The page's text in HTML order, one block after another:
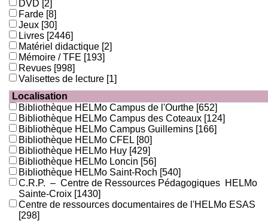
DVD [2]
Farde [8]
Jeux [30]
Livres [2446]
Matériel didactique [2]
Mémoire / TFE [193]
Revues [998]
Valisettes de lecture [1]
Localisation
Bibliothèque HELMo Campus de l'Ourthe [652]
Bibliothèque HELMo Campus des Coteaux [124]
Bibliothèque HELMo Campus Guillemins [166]
Bibliothèque HELMo CFEL [80]
Bibliothèque HELMo Huy [429]
Bibliothèque HELMo Loncin [56]
Bibliothèque HELMo Saint-Roch [540]
C.R.P. – Centre de Ressources Pédagogiques HELMo
Sainte-Croix [1430]
Centre de ressources documentaires de l'HELMo ESAS
[298]